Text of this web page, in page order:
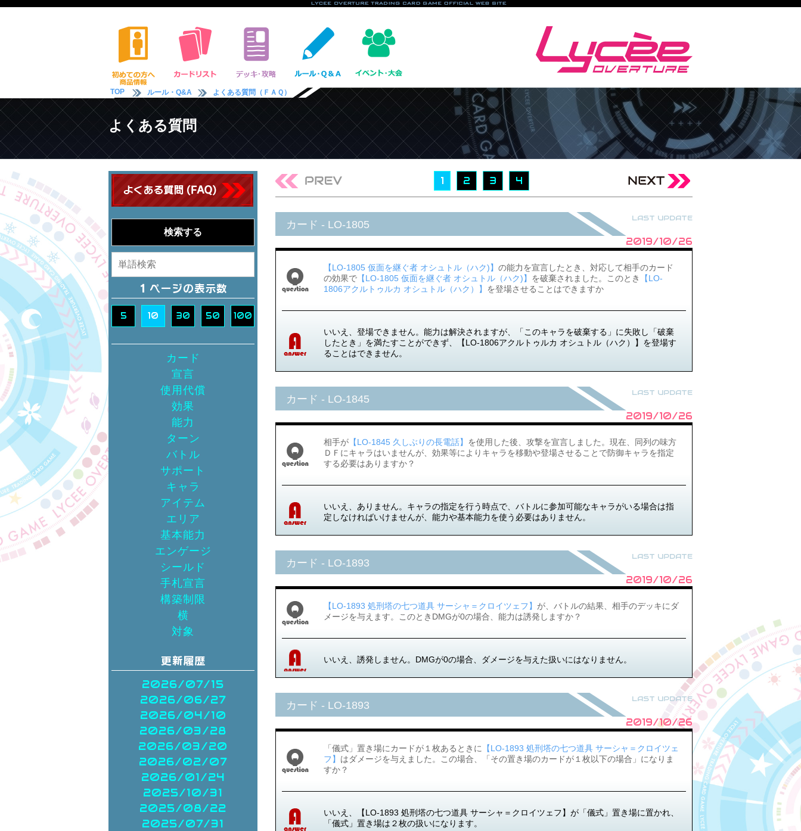
TOP ルール・Q&A よくある質問（ＦＡＱ）
よくある質問
5 10 30 50 100
カード
宣言
使用代償
効果
能力
ターン
バトル
サポート
キャラ
アイテム
エリア
基本能力
エンゲージ
シールド
手札宣言
構築制限
横
対象
2026/07/15
2026/06/27
2026/04/10
2026/03/28
2026/03/20
2026/02/07
2026/01/24
2025/10/31
2025/08/22
2025/07/31
1 2 3 4
カード - LO-1805
LAST UPDATE
2019/10/26
【LO-1805 仮面を継ぐ者 オシュトル（ハク)】 の能力を宣言したとき、対応して相手のカード
の効果で 【LO-1805 仮面を継ぐ者 オシュトル（ハク)】 を破棄されました。このとき
【LO-
1806アクルトゥルカ オシュトル（ハク）】 を登場させることはできますか
いいえ、登場できません。能力は解決されますが、「このキャラを破棄する」に失敗し「破棄
したとき」を満たすことができず、【LO-1806アクルトゥルカ オシュトル（ハク）】を登場す
ることはできません。
カード - LO-1845
LAST UPDATE
2019/10/26
相手が 【LO-1845 久しぶりの長電話】 を使用した後、攻撃を宣言しました。現在、同列の味方
ＤＦにキャラはいませんが、効果等によりキャラを移動や登場させることで防御キャラを指定
する必要はありますか？
いいえ、ありません。キャラの指定を行う時点で、バトルに参加可能なキャラがいる場合は指
定しなければいけませんが、能力や基本能力を使う必要はありません。
カード - LO-1893
LAST UPDATE
2019/10/26
【LO-1893 処刑塔の七つ道具 サーシャ＝クロイツェフ】 が、バトルの結果、相手のデッキにダ
メージを与えます。このときDMGが0の場合、能力は誘発しますか？
いいえ、誘発しません。DMGが0の場合、ダメージを与えた扱いにはなりません。
カード - LO-1893
LAST UPDATE
2019/10/26
「儀式」置き場にカードが１枚あるときに
【LO-1893 処刑塔の七つ道具 サーシャ＝クロイツェ
フ】 はダメージを与えました。この場合、「その置き場のカードが１枚以下の場合」になりま
すか？
いいえ、【LO-1893 処刑塔の七つ道具 サーシャ＝クロイツェフ】が「儀式」置き場に置かれ、
「儀式」置き場は２枚の扱いになります。